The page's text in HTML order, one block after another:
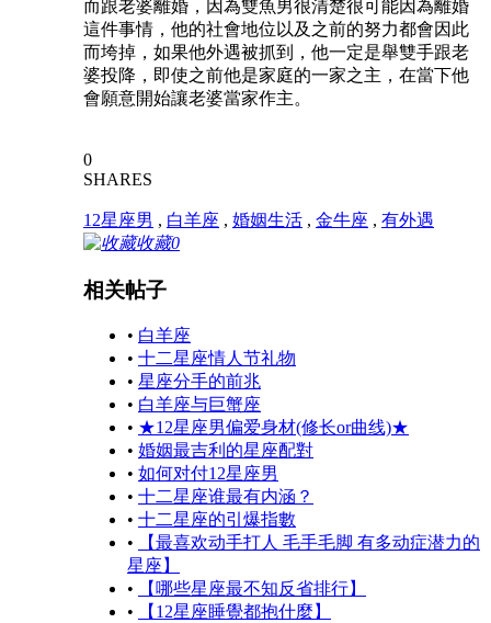
而跟老婆離婚，因為雙魚男很清楚很可能因為離婚
這件事情，他的社會地位以及之前的努力都會因此
而垮掉，如果他外遇被抓到，他一定是舉雙手跟老
婆投降，即使之前他是家庭的一家之主，在當下他
會願意開始讓老婆當家作主。
0
SHARES
12星座男 , 白羊座 , 婚姻生活 , 金牛座 , 有外遇
收藏0
相关帖子
• 白羊座
• 十二星座情人节礼物
• 星座分手的前兆
• 白羊座与巨蟹座
• ★12星座男偏爱身材(修长or曲线)★
• 婚姻最吉利的星座配對
• 如何对付12星座男
• 十二星座谁最有内涵？
• 十二星座的引爆指數
•
【最喜欢动手打人 毛手毛脚 有多动症潜力的
星座】
•
【哪些星座最不知反省排行】
•
【12星座睡覺都抱什麼】